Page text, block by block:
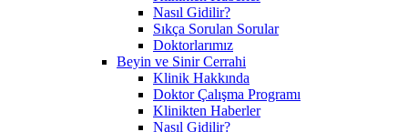
Nasıl Gidilir?
Sıkça Sorulan Sorular
Doktorlarımız
Beyin ve Sinir Cerrahi
Klinik Hakkında
Doktor Çalışma Programı
Klinikten Haberler
Nasıl Gidilir?